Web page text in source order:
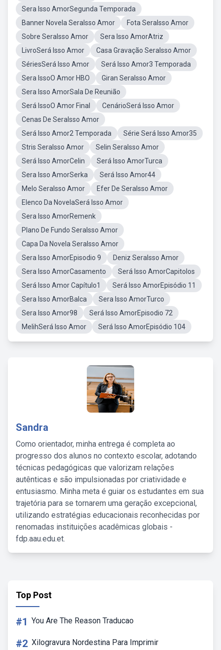
Sera Isso AmorSegunda Temporada
Banner Novela SeraIsso Amor
Fota SeraIsso Amor
Sobre SeraIsso Amor
Sera Isso AmorAtriz
LivroSerá Isso Amor
Casa Gravação SeraIsso Amor
SériesSerá Isso Amor
Será Isso Amor3 Temporada
Sera IssoO Amor HBO
Giran SeraIsso Amor
Sera Isso AmorSala De Reunião
Será IssoO Amor Final
CenárioSerá Isso Amor
Cenas De SeraIsso Amor
Será Isso Amor2 Temporada
Série Será Isso Amor35
Stris SeraIsso Amor
Selin SeraIsso Amor
Será Isso AmorCelin
Será Isso AmorTurca
Sera Isso AmorSerka
Será Isso Amor44
Melo SeraIsso Amor
Efer De SeraIsso Amor
Elenco Da NovelaSerá Isso Amor
Sera Isso AmorRemenk
Plano De Fundo SeraIsso Amor
Capa Da Novela SeraIsso Amor
Sera Isso AmorEpisodio 9
Deniz SeraIsso Amor
Sera Isso AmorCasamento
Será Isso AmorCapitolos
Será Isso Amor Capítulo1
Será Isso AmorEpisódio 11
Sera Isso AmorBalca
Sera Isso AmorTurco
Sera Isso Amor98
Será Isso AmorEpisodio 72
MelihSerá Isso Amor
Será Isso AmorEpisódio 104
Sandra
Como orientador, minha entrega é completa ao
progresso dos alunos no contexto escolar, adotando
técnicas pedagógicas que valorizam relações
autênticas e são impulsionadas por criatividade e
entusiasmo. Minha meta é guiar os estudantes em sua
trajetória para se tornarem uma geração excepcional,
utilizando estratégias educacionais reconhecidas por
renomadas instituições acadêmicas globais -
fdp.aau.edu.et.
Top Post
#1 You Are The Reason Traducao
#2 Xilogravura Nordestina Para Imprimir